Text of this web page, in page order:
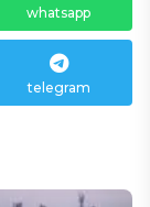
whatsapp
telegram